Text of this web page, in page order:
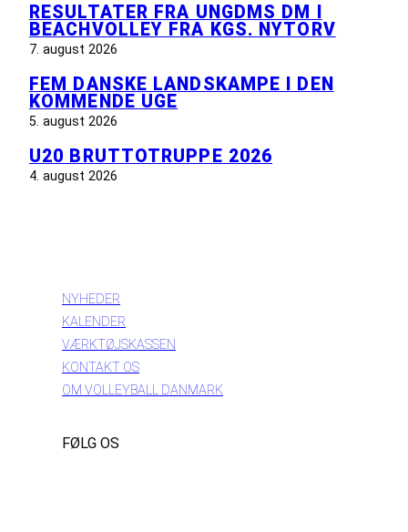
RESULTATER FRA UNGDMS DM I
BEACHVOLLEY FRA KGS. NYTORV
7. august 2026
FEM DANSKE LANDSKAMPE I DEN
KOMMENDE UGE
5. august 2026
U20 BRUTTOTRUPPE 2026
4. august 2026
NYHEDER
KALENDER
VÆRKTØJSKASSEN
KONTAKT OS
OM VOLLEYBALL DANMARK
FØLG OS